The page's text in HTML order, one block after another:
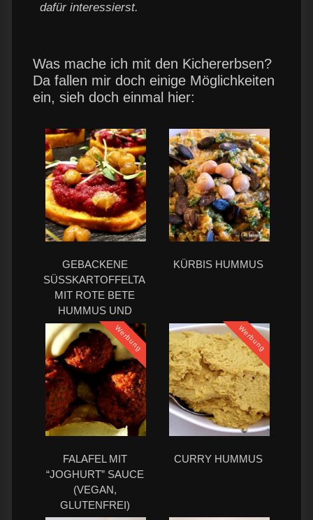
dafür interessierst.
Was mache ich mit den Kichererbsen?
Da fallen mir doch einige Möglichkeiten
ein, sieh doch einmal hier:
GEBACKENE
SÜSSKARTOFFELTALER M
IT ROTE BETE H
UMMUS UND F
RITTIERTEN K
ICHERERBSEN
KÜRBIS HUMMUS
Werbung
FALAFEL MIT
“JOGHURT” SAUCE
(VEGAN,
GLUTENFREI)
Werbung
CURRY HUMMUS